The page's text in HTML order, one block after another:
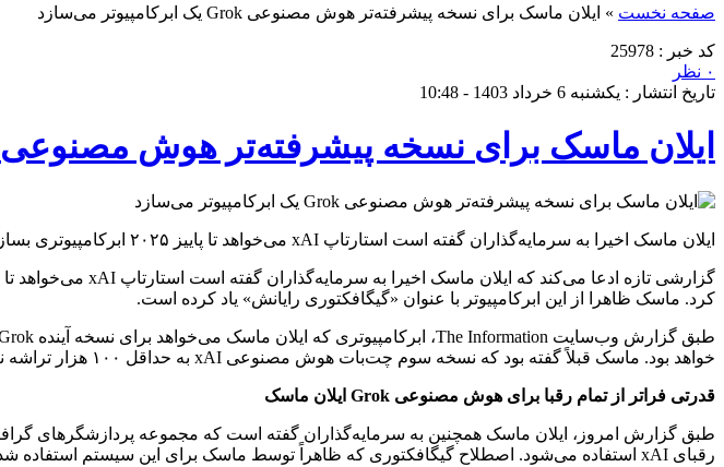
صفحه نخست » ایلان ماسک برای نسخه پیشرفته‌تر هوش مصنوعی Grok یک ابرکامپیوتر می‌سازد
کد خبر : 25978
۰ نظر
تاریخ انتشار : یکشنبه 6 خرداد 1403 - 10:48
ایلان ماسک برای نسخه پیشرفته‌تر هوش مصنوعی Grok یک ابرکامپیوتر می‌سازد
ایلان ماسک اخیرا به سرمایه‌گذاران گفته است استارتاپ xAI می‌خواهد تا پاییز ۲۰۲۵ ابرکامپیوتری بسازد که توان یکی از نسخه‌های آینده و هوشمندتر چت‌بات Grok را تأمین خواهد کرد.
کرد. ماسک ظاهرا از این ابرکامپیوتر با عنوان «گیگافکتوری رایانش» یاد کرده است.
خواهد بود. ماسک قبلاً گفته بود که نسخه سوم چت‌بات هوش مصنوعی xAI به حداقل ۱۰۰ هزار تراشه نیاز دارد که این مقدار پنج برابر بیشتر از ۲۰ هزار تراشه لازم برای آموزش Grok ۲.۰ است.
قدرتی فراتر از تمام رقبا برای هوش مصنوعی Grok ایلان ماسک
طبق گزارش امروز، ایلان ماسک همچنین به سرمایه‌گذاران گفته است که مجموعه پردازشگرهای
رقبای xAI استفاده می‌شود. اصطلاح گیگافکتوری که ظاهراً توسط ماسک برای این سیستم استفاده شده، با الهام از نام کارخانه‌های خودروسازی تسلا انتخاب شده است.